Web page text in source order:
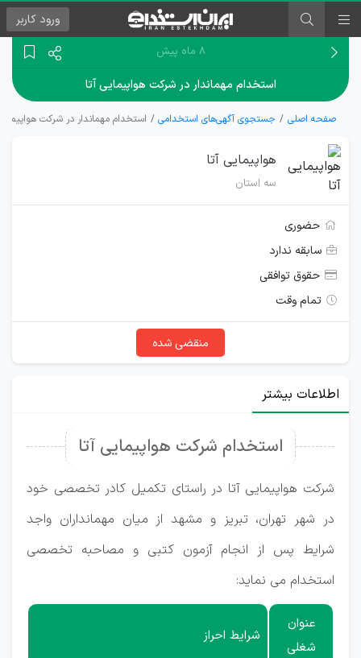
ورود کاربر
۸ ماه پیش
استخدام مهماندار در شرکت هواپیمایی آتا
صفحه اصلی جستجوی آگهی‌های استخدامی استخدام مهماندار در شرکت
هواپیمایی آتا
سه استان
حضوری
سابقه ندارد
حقوق توافقی
تمام وقت
منقضی شده
اطلاعات بیشتر
استخدام شرکت هواپیمایی آتا
شرکت هواپیمایی آتا در راستای تکمیل کادر تخصصی خود
در شهر تهران، تبریز و مشهد از میان مهمانداران واجد
شرایط پس از انجام آزمون کتبی و مصاحبه تخصصی
استخدام می نماید:
عنوان
شغلی
شرایط احراز